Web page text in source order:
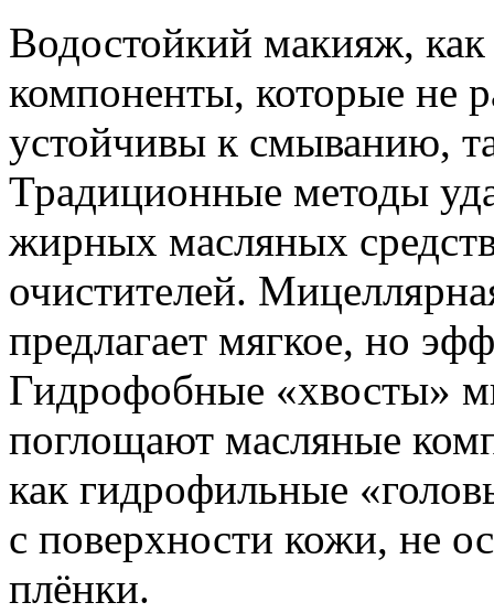
Водостойкий макияж,
компоненты, которые не
устойчивы к смыванию,
Традиционные методы
жирных масляных
очистителей.
предлагает мягкое, но
Гидрофобные «хвосты»
поглощают масляные
как гидрофильные
с поверхности кожи, не
плёнки.